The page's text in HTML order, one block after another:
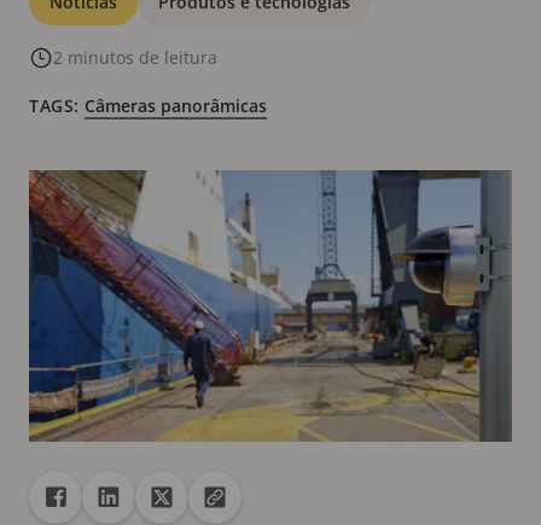
2 minutos de leitura
TAGS: Câmeras panorâmicas
Compartilhar
Compartilhar no Facebook
Compartilhar no Linkedin
Compartilhar no X
Copiar URL para área de transferência